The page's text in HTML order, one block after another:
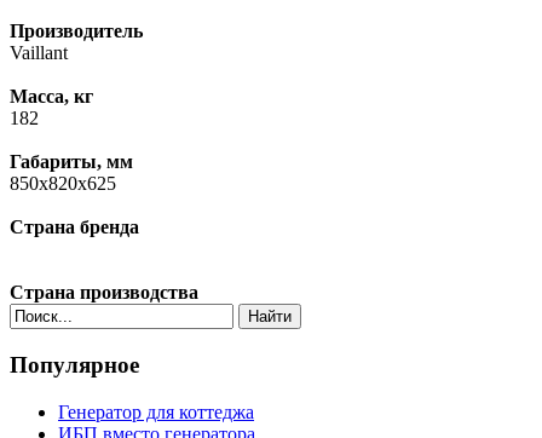
Производитель
Vaillant
Масса, кг
182
Габариты, мм
850x820x625
Страна бренда
Страна производства
Найти
Популярное
Генератор для коттеджа
ИБП вместо генератора